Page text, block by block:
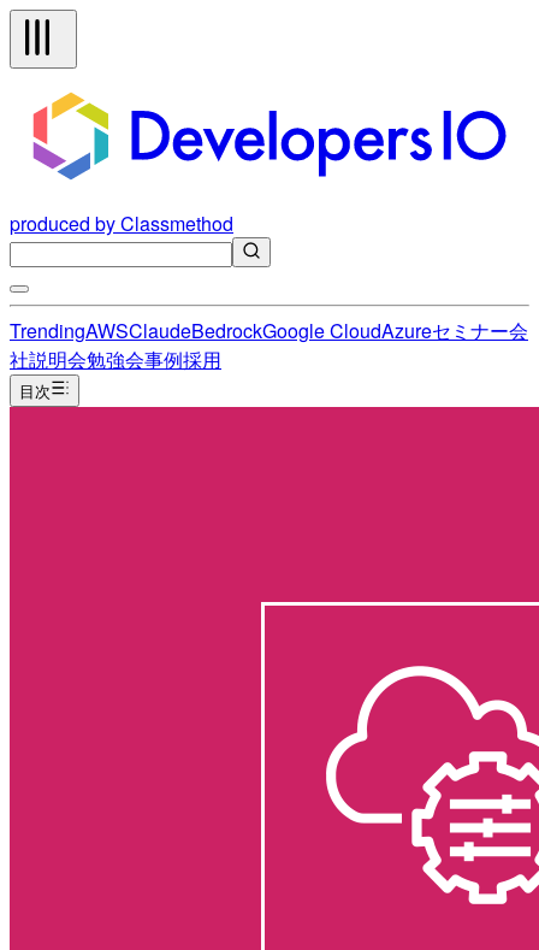
produced by Classmethod
TrendingAWSClaudeBedrockGoogle CloudAzureセミナー会
社説明会勉強会事例採用
目次